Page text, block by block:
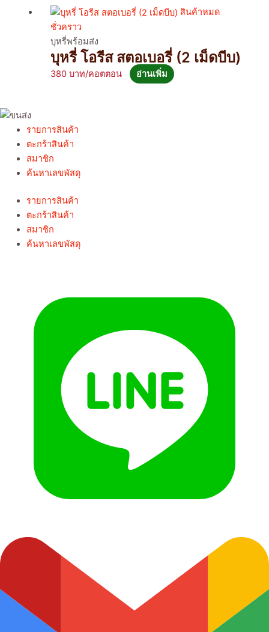
สินค้าหมด
ชั่วคราว
บุหรี่พร้อมส่ง
บุหรี่ โอรีส สตอเบอรี่ (2 เม็ดบีบ)
380 อ่านเพิ่ม
รายการสินค้า
ตะกร้าสินค้า
สมาชิก
ค้นหาเลขพัสดุ
รายการสินค้า
ตะกร้าสินค้า
สมาชิก
ค้นหาเลขพัสดุ